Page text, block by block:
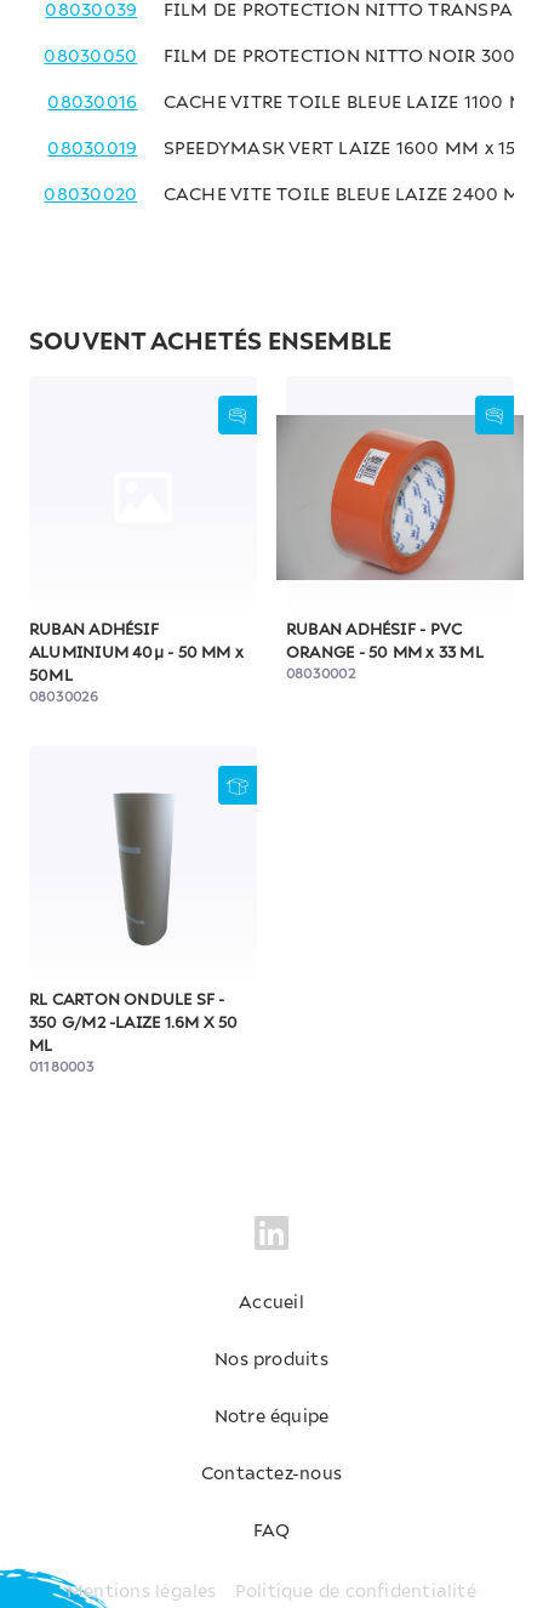
08030039 FILM DE PROTECTION NITTO
08030050 FILM DE PROTECTION NITTO NOIR 300
08030016 CACHE VITRE TOILE BLEUE LAIZE 1100
08030019 SPEEDYMASK VERT LAIZE 1600 MM x 15 M
08030020 CACHE VITE TOILE BLEUE LAIZE 2400 MM
SOUVENT ACHETÉS ENSEMBLE
RUBAN ADHÉSIF
ALUMINIUM 40µ - 50 MM x
50ML
08030026
RUBAN ADHÉSIF - PVC
ORANGE - 50 MM x 33 ML
08030002
RL CARTON ONDULE SF -
350 G/M2 -LAIZE 1.6M X 50
ML
01180003
Accueil
Nos produits
Notre équipe
Contactez-nous
FAQ
Mentions légales Politique de confidentialité